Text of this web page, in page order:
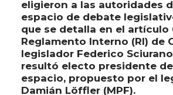
eligieron a las autoridades
espacio de debate
que se detalla en el artículo
Reglamento Interno (RI) de
legislador Federico Sciurano
resultó electo presidente
espacio, propuesto por el
Damián Löffler (MPF).